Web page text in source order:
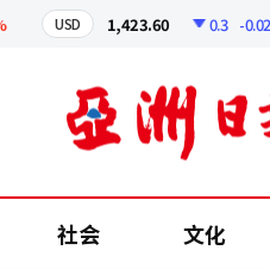
USD 1,423.60 0.3 -0.02%
社会 文化